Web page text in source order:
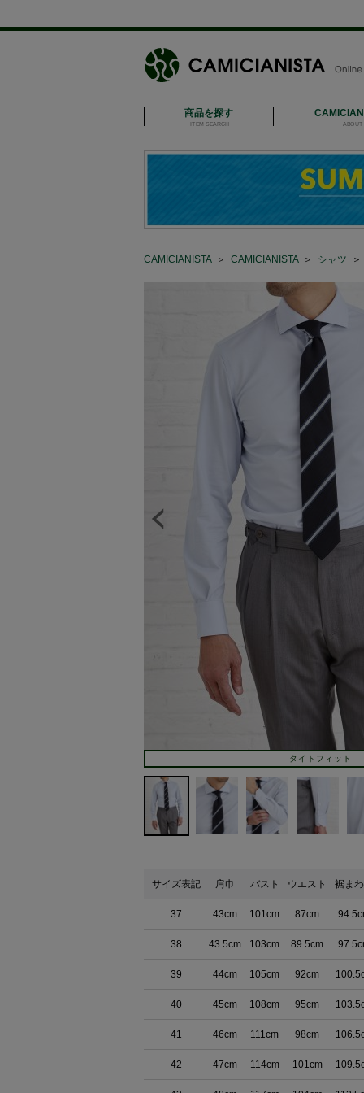
商品を探す
ITEM SEARCH ABOUT
CAMICIANISTA＞ CAMICIANISTA＞ シャツ ＞
タイトフィット
サイズ表記 肩巾 バスト ウエスト 裾まわ
37 43cm 101cm 87cm
38 43.5cm 103cm 89.5cm
39 44cm 105cm 92cm
40 45cm 108cm 95cm
41 46cm 111cm 98cm
42 47cm 114cm 101cm